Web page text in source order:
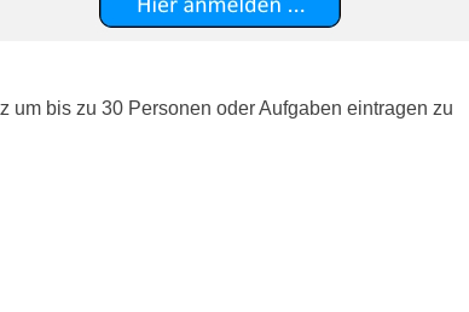
um bis zu 30 Personen oder Aufgaben eintragen zu